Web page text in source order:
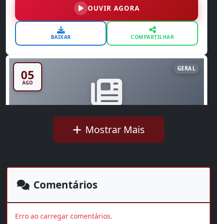
OUVIR AGORA
BAIXAR COMPARTILHAR
05
AGO
GERAL
Assédio eleitoral no trabalho é crime; saiba como
Walkíria Rius 01:31
OUVIR AGORA
Mostrar Mais
Comentários
Erro ao carregar comentários.